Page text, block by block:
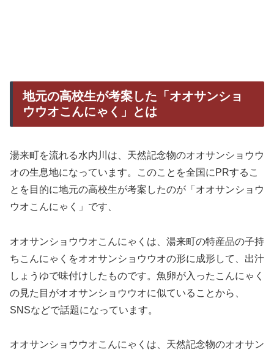
地元の高校生が考案した「オオサンショ
ウウオこんにゃく」とは
湯来町を流れる水内川は、天然記念物のオオサンショウウ
オの生息地になっています。このことを全国にPRするこ
とを目的に地元の高校生が考案したのが「オオサンショウ
ウオこんにゃく」です、
オオサンショウウオこんにゃくは、湯来町の特産品の子持
ちこんにゃくをオオサンショウウオの形に成形して、出汁
しょうゆで味付けしたものです。魚卵が入ったこんにゃく
の見た目がオオサンショウウオに似ていることから、
SNSなどで話題になっています。
オオサンショウウオこんにゃくは、天然記念物のオオサン